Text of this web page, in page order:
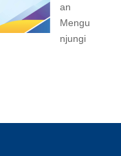
an
Mengu
njungi